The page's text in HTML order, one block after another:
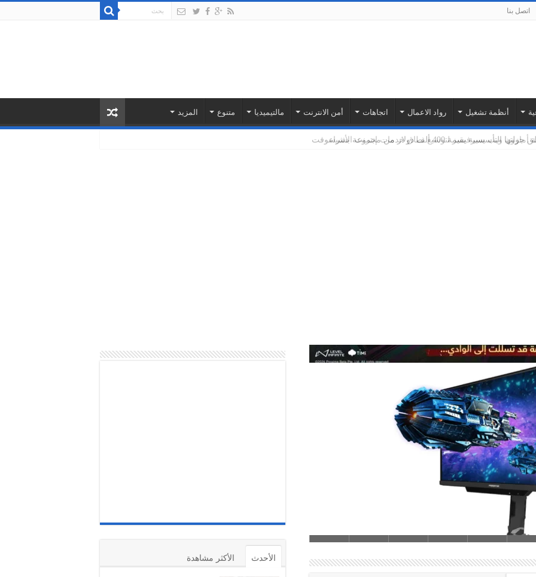
اتصل بنا
أنظمة تشغيل رواد الاعمال اتجاهات أمن الانترنت مالتيميديا متنوع المزيد
أمازون ويب سيرفيسز لتوسيع نطاق خدمات إنترنت الأشياء
الذكاء الاصطناعي في الحياة اليومية، أعلن دوبيزل، أكبر
آيسر تكشف عن شاشات Predator وNitro الجديدة لتقديم تجارب ألعاب أكثر
الأحدث الأكثر مشاهدة